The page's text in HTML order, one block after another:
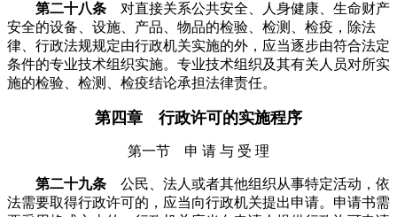
第二十八条 对直接关系公共安全、人身健康、生命财产
安全的设备、设施、产品、物品的检验、检测、检疫，除法
律、行政法规规定由行政机关实施的外，应当逐步由符合法定
条件的专业技术组织实施。专业技术组织及其有关人员对所实
施的检验、检测、检疫结论承担法律责任。
第四章 行政许可的实施程序
第一节 申 请 与 受 理
第二十九条 公民、法人或者其他组织从事特定活动，依
法需要取得行政许可的，应当向行政机关提出申请。申请书需